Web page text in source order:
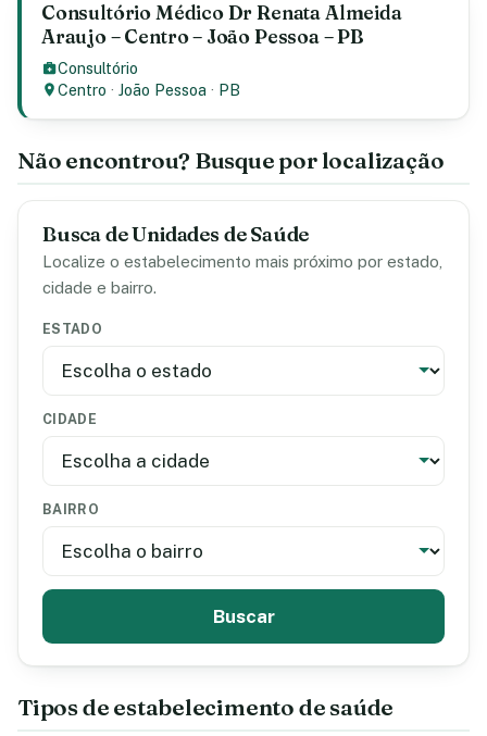
Consultório Médico Dr Renata Almeida
Araujo – Centro – João Pessoa – PB
Consultório
Centro ·João Pessoa · PB
Não encontrou? Busque por localização
Busca de Unidades de Saúde
Localize o estabelecimento mais próximo por estado,
cidade e bairro.
ESTADO
CIDADE
BAIRRO
Buscar
Tipos de estabelecimento de saúde